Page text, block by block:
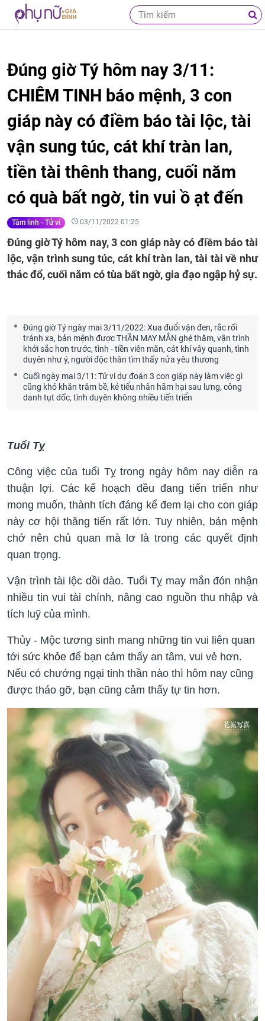
Đúng giờ Tý hôm nay 3/11:
CHIÊM TINH báo mệnh, 3 con
giáp này có điềm báo tài lộc, tài
vận sung túc, cát khí tràn lan,
tiền tài thênh thang, cuối năm
có quà bất ngờ, tin vui ồ ạt đến
Tâm linh - Tử vi 03/11/2022 01:25
Đúng giờ Tý hôm nay, 3 con giáp này có điềm báo tài
lộc, vận trình sung túc, cát khí tràn lan, tài tài về như
thác đổ, cuối năm có tùa bất ngờ, gia đạo ngập hỷ sự.
Đúng giờ Tý ngày mai 3/11/2022: Xua đuổi vận đen, rắc rối
tránh xa, bản mệnh được THẦN MAY MẮN ghé thăm, vận trình
khởi sắc hơn trước, tình - tiền viên mãn, cát khí vây quanh, tình
duyên như ý, người độc thân tìm thấy nửa yêu thương
Cuối ngày mai 3/11: Tử vi dự đoán 3 con giáp này làm việc gì
cũng khó khăn trăm bề, kẻ tiểu nhân hãm hại sau lưng, công
danh tụt dốc, tình duyên không nhiều tiến triển
Tuổi Tỵ
Công việc của tuổi Tỵ trong ngày hôm nay diễn ra
thuận lợi. Các kế hoạch đều đang tiến triển như
mong muốn, thành tích đáng kể đem lại cho con giáp
này cơ hội thăng tiến rất lớn. Tuy nhiên, bản mệnh
chớ nên chủ quan mà lơ là trong các quyết định
quan trọng.
Vận trình tài lộc dồi dào. Tuổi Tỵ may mắn đón nhận
nhiều tin vui tài chính, nâng cao nguồn thu nhập và
tích luỹ của mình.
Thủy - Mộc tương sinh mang những tin vui liên quan
tới sức khỏe để bạn cảm thấy an tâm, vui vẻ hơn.
Nếu có chướng ngại tinh thần nào thì hôm nay cũng
được tháo gỡ, bạn cũng cảm thấy tự tin hơn.